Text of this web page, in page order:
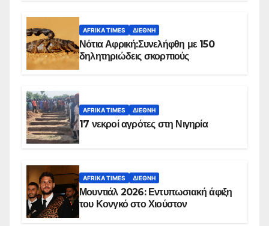
AFRIKA TIMES ΔΙΕΘΝΉ
Νότια Αφρική:Συνελήφθη με 150
δηλητηριώδεις σκορπιούς
AFRIKA TIMES ΔΙΕΘΝΉ
17 νεκροί αγρότες στη Νιγηρία
AFRIKA TIMES ΔΙΕΘΝΉ
Μουντιάλ 2026: Εντυπωσιακή άφιξη
του Κονγκό στο Χιούστον